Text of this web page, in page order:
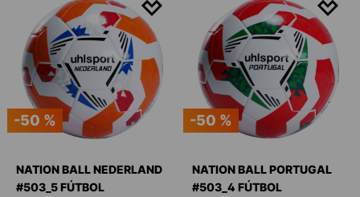
-50 %
NATION BALL NEDERLAND
#503_5 FÚTBOL
-50 %
NATION BALL PORTUGAL
#503_4 FÚTBOL